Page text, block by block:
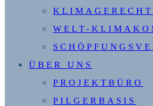
WELT-
ÜBER UNS
PROJEKTBÜRO
PILGERBASIS